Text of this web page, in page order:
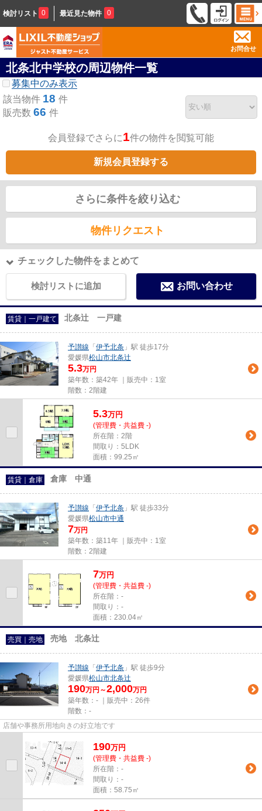
検討リスト 0 最近見た物件 0
お問合せ
北条北中学校の周辺物件一覧
募集中のみ表示
該当物件 18 件
販売数 66 件
会員登録でさらに1件の物件を閲覧可能
新規会員登録する
さらに条件を絞り込む
物件リクエスト
チェックした物件をまとめて
検討リストに追加 お問い合わせ
賃貸｜一戸建て 北条辻 一戸建
予讃線 「 伊予北条 」駅 徒歩17分
愛媛県松山市北条辻
5.3万円
築年数：築42年 ｜販売中： 1室
階数：2階建
5.3万円
(管理費・共益費 -)
所在階：2階
間取り：5LDK
面積：99.25㎡
賃貸｜倉庫 倉庫 中通
予讃線 「 伊予北条 」駅 徒歩33分
愛媛県松山市中通
7万円
築年数：築11年 ｜販売中： 1室
階数：2階建
7万円
(管理費・共益費 -)
所在階：-
間取り：-
面積：230.04㎡
売買｜売地 売地 北条辻
予讃線 「 伊予北条 」駅 徒歩9分
愛媛県松山市北条辻
190万円～2,000万円
築年数：- ｜販売中： 26件
階数：-
店舗や事務所用地向きの好立地です
190万円
(管理費・共益費 -)
所在階：-
間取り：-
面積：58.75㎡